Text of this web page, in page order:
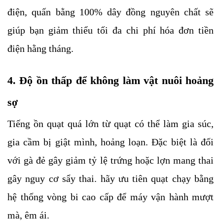
điện, quấn bằng 100% dây đồng nguyên chất sẽ
giúp bạn giảm thiểu tối đa chi phí hóa đơn tiền
điện hằng tháng.
4. Độ ồn thấp để không làm vật nuôi hoảng
sợ
Tiếng ồn quạt quá lớn từ quạt có thể làm gia súc,
gia cầm bị giật mình, hoảng loạn. Đặc biệt là đối
với gà đẻ gây giảm tỷ lệ trứng hoặc lợn mang thai
gây nguy cơ sẩy thai. hãy ưu tiên quạt chạy bằng
hệ thống vòng bi cao cấp để máy vận hành mượt
mà, êm ái.